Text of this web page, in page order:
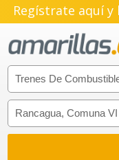
Regístrate aquí y